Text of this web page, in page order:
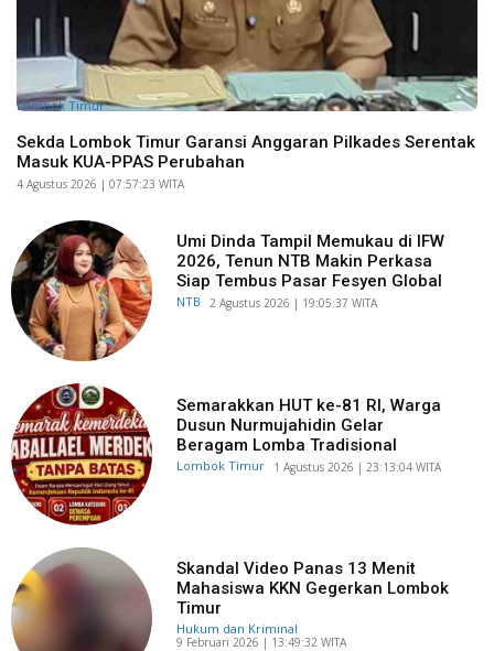
Lombok Timur
Sekda Lombok Timur Garansi Anggaran Pilkades Serentak
Masuk KUA-PPAS Perubahan
​4 Agustus 2026 | 07:57:23 WITA
Umi Dinda Tampil Memukau di IFW
2026, Tenun NTB Makin Perkasa
Siap Tembus Pasar Fesyen Global
NTB ​2 Agustus 2026 | 19:05:37 WITA
Semarakkan HUT ke-81 RI, Warga
Dusun Nurmujahidin Gelar
Beragam Lomba Tradisional
Lombok Timur ​1 Agustus 2026 | 23:13:04 WITA
Skandal Video Panas 13 Menit
Mahasiswa KKN Gegerkan Lombok
Timur
Hukum dan Kriminal
​9 Februari 2026 | 13:49:32 WITA